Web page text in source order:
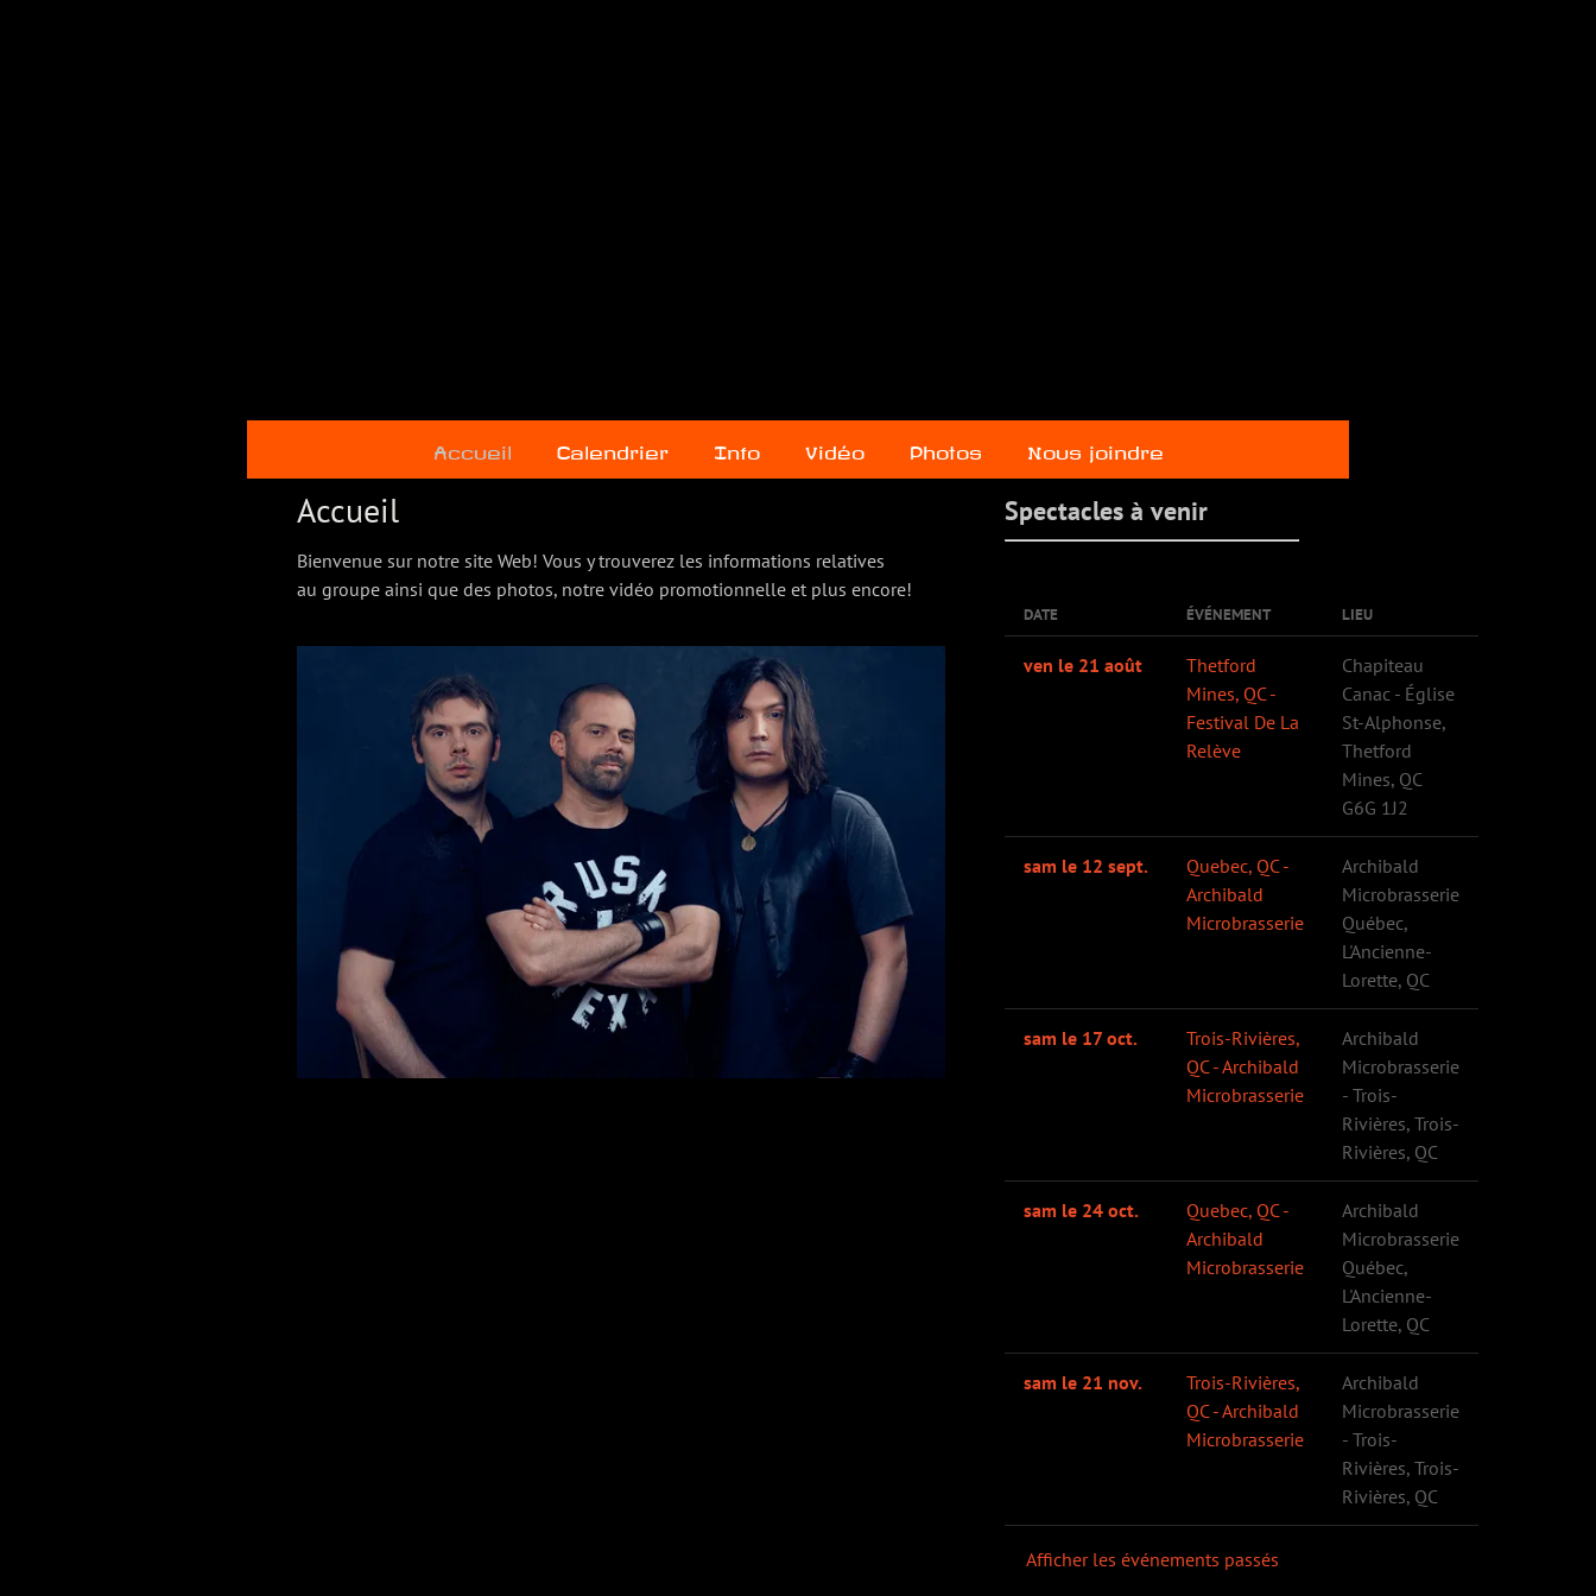
Accueil Calendrier Info Vidéo Photos Nous joindre
Accueil
Bienvenue sur notre site Web! Vous y trouverez les informations relatives
au groupe ainsi que des photos, notre vidéo promotionnelle et plus encore!
Spectacles à venir
DATE ÉVÉNEMENT LIEU
ven le 21 août
Thetford
Mines, QC -
Festival De La
Relève
Chapiteau
Canac - Église
St-Alphonse,
Thetford
Mines, QC
G6G 1J2
sam le 12 sept.
Quebec, QC -
Archibald
Microbrasserie
Archibald
Microbrasserie
Québec,
L'Ancienne-
Lorette, QC
sam le 17 oct.
Trois-Rivières,
QC - Archibald
Microbrasserie
Archibald
Microbrasserie
- Trois-
Rivières, Trois-
Rivières, QC
sam le 24 oct.
Quebec, QC -
Archibald
Microbrasserie
Archibald
Microbrasserie
Québec,
L'Ancienne-
Lorette, QC
sam le 21 nov.
Trois-Rivières,
QC - Archibald
Microbrasserie
Archibald
Microbrasserie
- Trois-
Rivières, Trois-
Rivières, QC
Afficher les événements passés